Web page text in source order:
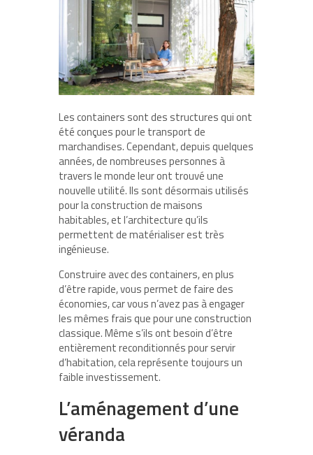
Les containers sont des structures qui ont
été conçues pour le transport de
marchandises. Cependant, depuis quelques
années, de nombreuses personnes à
travers le monde leur ont trouvé une
nouvelle utilité. Ils sont désormais utilisés
pour la construction de maisons
habitables, et l’architecture qu’ils
permettent de matérialiser est très
ingénieuse.
Construire avec des containers, en plus
d’être rapide, vous permet de faire des
économies, car vous n’avez pas à engager
les mêmes frais que pour une construction
classique. Même s’ils ont besoin d’être
entièrement reconditionnés pour servir
d’habitation, cela représente toujours un
faible investissement.
L’aménagement d’une
véranda